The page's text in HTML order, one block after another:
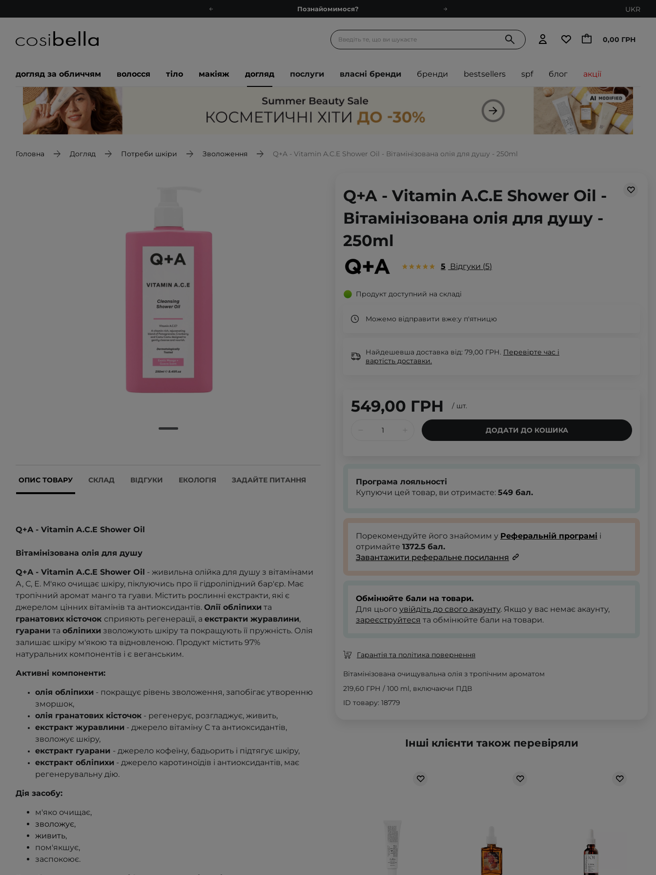
Познайомимося?
Подарункові картки
Рекомендуй нас і отримуй ще більше балів
Запитай косметолога
Познайомимося?
UKR
0,00 ГРН
догляд за обличчям волосся тіло макіяж догляд послуги власні бренди бренди bestsellers spf блог акції
Головна Догляд Потреби шкіри Зволоження Q+A - Vitamin A.C.E Shower Oil - Вітамінізована олія для душу - 250ml
ОПИС ТОВАРУ СКЛАД ВІДГУКИ ЕКОЛОГІЯ ЗАДАЙТЕ ПИТАННЯ
Q+A - Vitamin A.C.E Shower Oil
Вітамінізована олія для душу
Q+A - Vitamin A.C.E Shower Oil - живильна олійка для душу з вітамінами
А, С, Е. М'яко очищає шкіру, піклуючись про її гідроліпідний бар'єр. Має
тропічний аромат манго та гуави. Містить рослинні екстракти, які є
джерелом цінних вітамінів та антиоксидантів. Олії обліпихи та
гранатових кісточок сприяють регенерації, а екстракти журавлини,
гуарани та обліпихи зволожують шкіру та покращують її пружність. Олія
залишає шкіру м'якою та відновленою. Продукт містить 97%
натуральних компонентів і є веганським.
Активні компоненти:
олія обліпихи - покращує рівень зволоження, запобігає утворенню
зморшок,
олія гранатових кісточок - регенерує, розгладжує, живить,
екстракт журавлини - джерело вітаміну С та антиоксидантів,
зволожує шкіру,
екстракт гуарани - джерело кофеїну, бадьорить і підтягує шкіру,
екстракт обліпихи - джерело каротиноїдів і антиоксидантів, має
регенерувальну дію.
Дія засобу:
м'яко очищає,
зволожує,
живить,
пом'якшує,
заспокоює.
Q+A - Vitamin A.C.E Shower Oil -
Вітамінізована олія для душу -
250ml
5 Відгуки 5
Продукт доступний на складі
Можемо відправити вже:у п'ятницю
Найдешевша доставка від: 79,00 ГРН. Перевірте час і
вартість доставки.
549,00 ГРН / шт.
ДОДАТИ ДО КОШИКА
Програма лояльності
Купуючи цей товар, ви отримаєте: 549 бал.
Порекомендуйте його знайомим у Реферальній програмі і
отримайте 1372.5 бал.
Завантажити реферальне посилання
Обмінюйте бали на товари.
Для цього увійдіть до свого акаунту. Якщо у вас немає акаунту,
зареєструйтеся та обмінюйте бали на товари.
Гарантія та політика повернення
Вітамінізована очищувальна олія з тропічним ароматом
219,60 ГРН / 100 ml, включаючи ПДВ
ID товару: 18779
Інші клієнти також перевіряли